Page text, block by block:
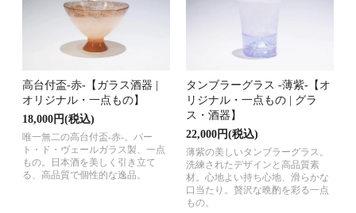
高台付盃-赤-【ガラス酒器 |
オリジナル・一点もの】
18,000円(税込)
唯一無二の高台付盃-赤-。パー
ト・ド・ヴェールガラス製、一点
もの。日本酒を美しく引き立て
る、高品質で個性的な逸品。
タンブラーグラス -薄紫-【オ
リジナル・一点もの | グラ
ス・酒器】
22,000円(税込)
薄紫の美しいタンブラーグラス。
洗練されたデザインと高品質素
材。心地よい持ち心地、滑らかな
口当たり。贅沢な晩酌を彩る一点
もの。